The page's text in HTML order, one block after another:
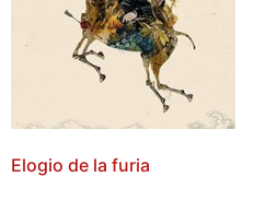
Elogio de la furia